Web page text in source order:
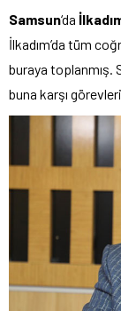
Samsun‘da
İlkadım’da tüm
buraya toplanmış.
buna karşı